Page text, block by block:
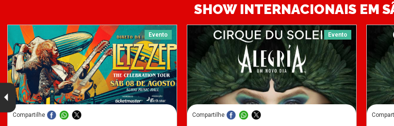
SHOW INTERNACIONAIS EM
Evento
Compartilhe
Evento
Compartilhe